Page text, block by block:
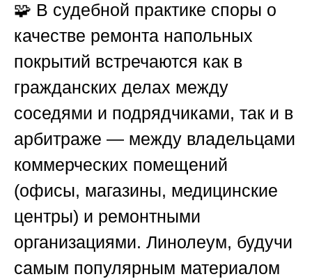
🧩 В судебной практике споры о
качестве ремонта напольных
покрытий встречаются как в
гражданских делах между
соседями и подрядчиками, так и в
арбитраже — между владельцами
коммерческих помещений
(офисы, магазины, медицинские
центры) и ремонтными
организациями. Линолеум, будучи
самым популярным материалом